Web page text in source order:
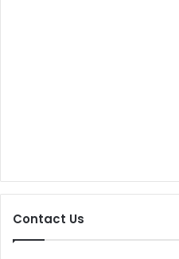
Contact Us